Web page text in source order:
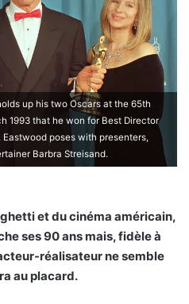
up his two Oscars at the 65th
1993 that he won for Best Director
poses with presenters,
Barbra Streisand.
et du cinéma américain,
ses 90 ans mais, fidèle à
réalisateur ne semble
au placard.